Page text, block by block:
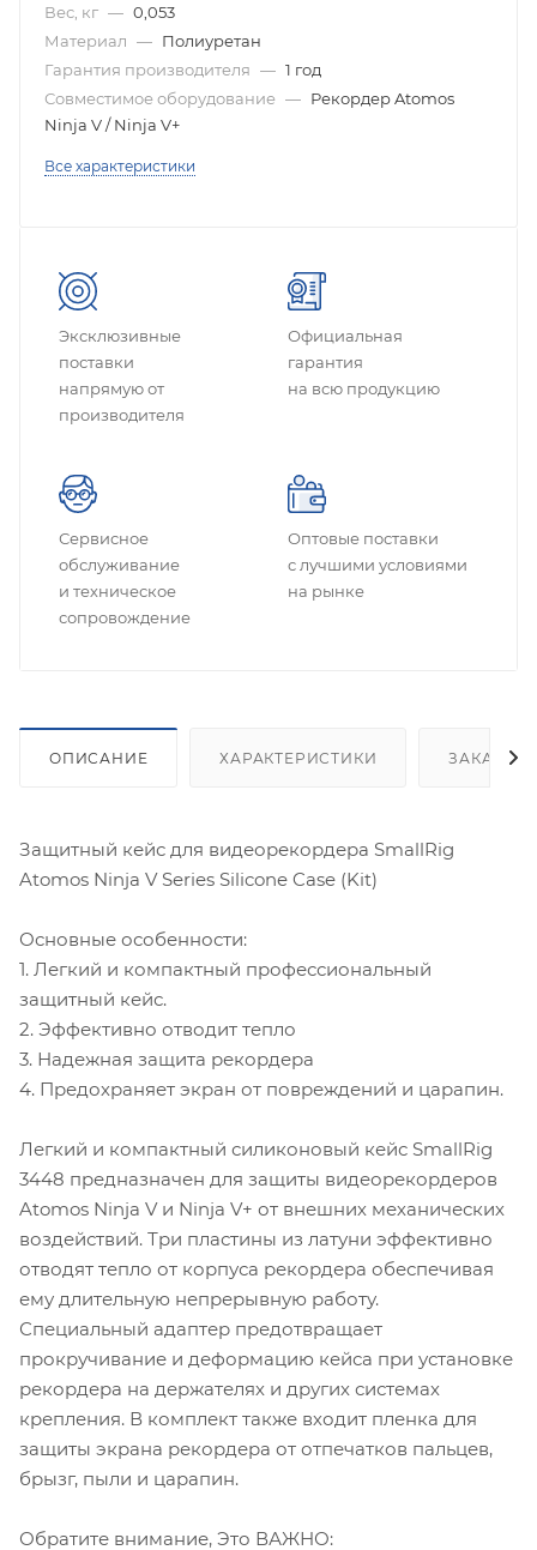
Вес, кг — 0,053
Материал — Полиуретан
Гарантия производителя — 1 год
Совместимое оборудование — Рекордер Atomos
Ninja V / Ninja V+
Все характеристики
Эксклюзивные
поставки
напрямую от
производителя
Официальная
гарантия
на всю продукцию
Сервисное
обслуживание
и техническое
сопровождение
Оптовые поставки
с лучшими условиями
на рынке
ОПИСАНИЕ ХАРАКТЕРИСТИКИ
Защитный кейс для видеорекордера SmallRig
Atomos Ninja V Series Silicone Case (Kit)
Основные особенности:
1. Легкий и компактный профессиональный
защитный кейс.
2. Эффективно отводит тепло
3. Надежная защита рекордера
4. Предохраняет экран от повреждений и царапин.
Легкий и компактный силиконовый кейс SmallRig
3448 предназначен для защиты видеорекордеров
Atomos Ninja V и Ninja V+ от внешних механических
воздействий. Три пластины из латуни эффективно
отводят тепло от корпуса рекордера обеспечивая
ему длительную непрерывную работу.
Специальный адаптер предотвращает
прокручивание и деформацию кейса при установке
рекордера на держателях и других системах
крепления. В комплект также входит пленка для
защиты экрана рекордера от отпечатков пальцев,
брызг, пыли и царапин.
Обратите внимание, Это ВАЖНО: